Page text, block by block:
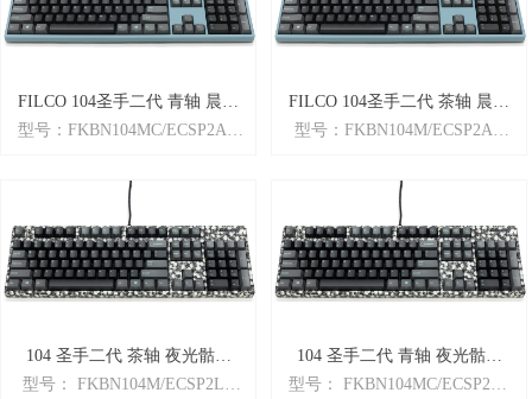
突 + 全新二代
重量：1.4KG
红轴 + N-key rollover全键无冲
突 + 全新二代
尺寸：440×138×38.5mm
FILCO 104圣手二代 青轴 晨曦
绿 PBT多媒体版 机械键盘
型号：FKBN104MC/ECSP2AG
列」二代
颜色： 晨曦绿
特性： 英语ASCII配列 + Cherry
青轴 + N-key rollover全键无冲
突 + 全新二代
重量：1.4KG
FILCO 104圣手二代 茶轴 晨曦
绿 PBT多媒体版 机械键盘
型号：FKBN104M/ECSP2AG
列」二代
颜色： 晨曦绿
特性： 英语ASCII配列 + Cherry
茶轴 + N-key rollover全键无冲
突 + 全新二代
重量：1.4KG
104 圣手二代 茶轴 夜光骷髅
PBT多媒体版
型号： FKBN104M/ECSP2LS
104 圣手二代 青轴 夜光骷髅
PBT多媒体版
型号： FKBN104MC/ECSP2LS